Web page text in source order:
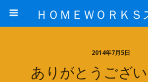
2014年7月5日
ありがとうござ